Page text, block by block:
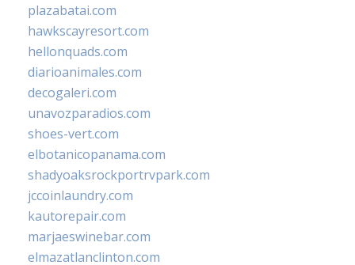
plazabatai.com
hawkscayresort.com
hellonquads.com
diarioanimales.com
decogaleri.com
unavozparadios.com
shoes-vert.com
elbotanicopanama.com
shadyoaksrockportrvpark.com
jccoinlaundry.com
kautorepair.com
marjaeswinebar.com
elmazatlanclinton.com